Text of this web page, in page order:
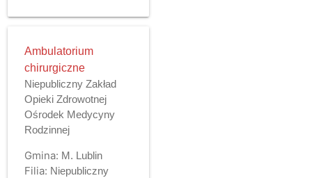
Ambulatorium
chirurgiczne
Niepubliczny Zakład
Opieki Zdrowotnej
Ośrodek Medycyny
Rodzinnej
Gmina: M. Lublin
Filia: Niepubliczny